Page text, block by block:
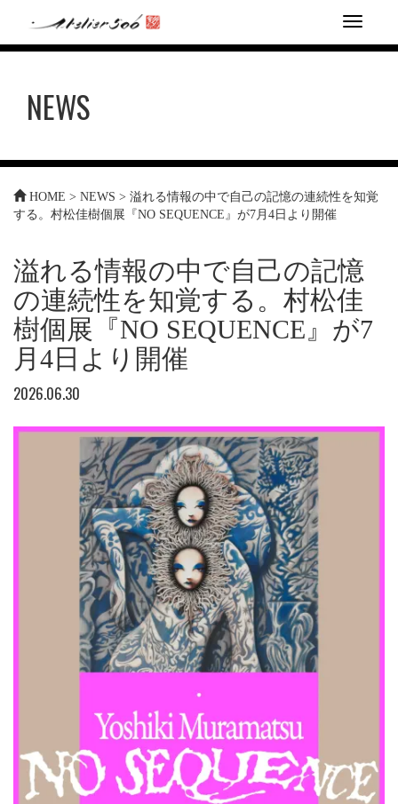
T
v
g
o
n
NEWS
HOME > NEWS > 溢れる情報の中で自己の記憶の連続性を知覚
する。村松佳樹個展『NO SEQUENCE』が7月4日より開催
溢れる情報の中で自己の記憶
の連続性を知覚する。村松佳
樹個展『NO SEQUENCE』が7
月4日より開催
2026.06.30